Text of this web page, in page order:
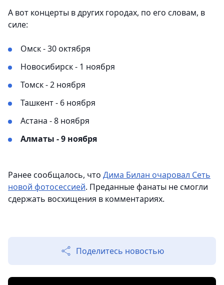
А вот концерты в других городах, по его словам, в
силе:
Омск - 30 октября
Новосибирск - 1 ноября
Томск - 2 ноября
Ташкент - 6 ноября
Астана - 8 ноября
Алматы - 9 ноября
Ранее сообщалось, что Дима Билан очаровал Сеть
новой фотосессией. Преданные фанаты не смогли
сдержать восхищения в комментариях.
Поделитесь новостью